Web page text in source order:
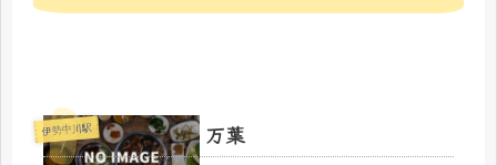
伊勢中川駅 万葉